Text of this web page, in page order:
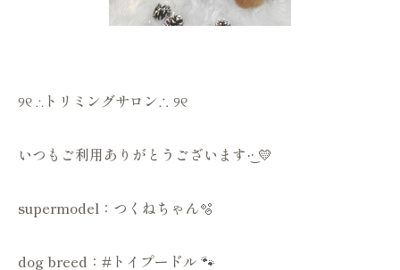
୨୧ ∴トリミングサロン∴ ୨୧
いつもご利用ありがとうございます·͜· 💛
supermodel：つくねちゃん🫧
dog breed：#トイプードル 🐾